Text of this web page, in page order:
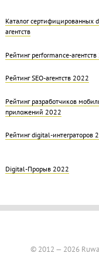
Каталог сертифицированных
агентств
Рейтинг performance-
Рейтинг SEO-агентств 2022
Рейтинг разработчиков
приложений 2022
Рейтинг digital-интеграторов
Digital-Прорыв 2022
© 2012 — 2026